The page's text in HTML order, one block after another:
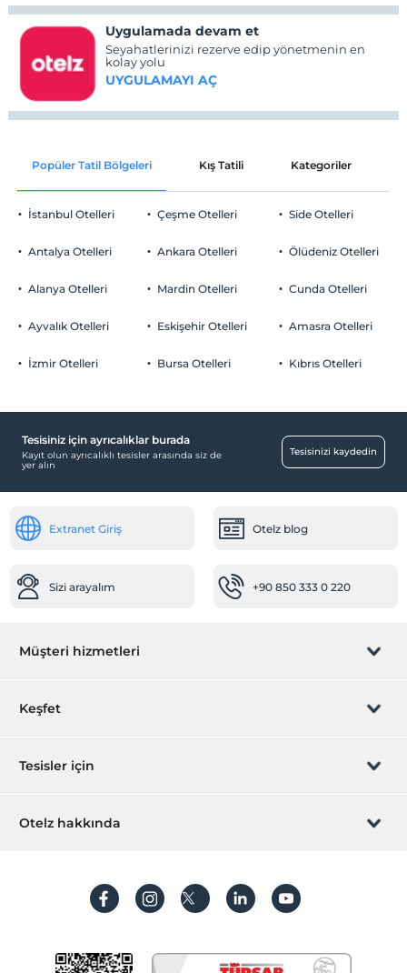
Uygulamada devam et
Seyahatlerinizi rezerve edip yönetmenin en
kolay yolu
UYGULAMAYI AÇ
Popüler Tatil Bölgeleri Kış Tatili Kategoriler
İstanbul Otelleri
Antalya Otelleri
Alanya Otelleri
Ayvalık Otelleri
İzmir Otelleri
Çeşme Otelleri
Ankara Otelleri
Mardin Otelleri
Eskişehir Otelleri
Bursa Otelleri
Side Otelleri
Ölüdeniz Otelleri
Cunda Otelleri
Amasra Otelleri
Kıbrıs Otelleri
Tesisiniz için ayrıcalıklar burada
Kayıt olun ayrıcalıklı tesisler arasında siz de
yer alın
Tesisinizi kaydedin
Extranet Giriş Otelz blog
Sizi arayalım +90 850 333 0 220
Müşteri hizmetleri
Rezervasyon yönet
Sıkça sorulan sorular
Keşfet
Hediye Kart
Hesap oluştur
Tesisler için
Hemen tesisinizi ekleyin
Otelz hakkında
Koşullar ve şartlar